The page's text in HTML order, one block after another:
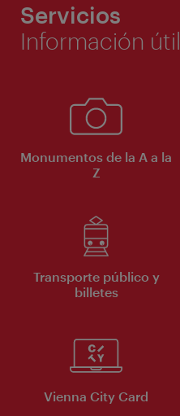
Servicios
Información útil
Monumentos de la A a la
Z
Transporte público y
billetes
Vienna City Card